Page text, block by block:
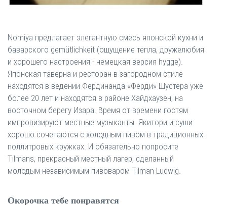
Nomiya предлагает элегантную смесь японской кухни и
баварского gemütlichkeit (ощущение тепла, дружелюбия
и хорошего настроения - немецкая версия hygge).
Японская таверна и ресторан в загородном стиле
находятся в ведении Фердинанда «Ферди» Шустера уже
более 20 лет и находятся в районе Хайдхаузен, на
восточном берегу Изара. Время от времени гостям
импровизируют местные музыканты. Якитори и суши
хорошо сочетаются с холодным пивом в традиционных
поллитровых кружках. И обязательно попросите
Tilmans, прекрасный местный лагер, сделанный
молодым независимым пивоваром Tilman Ludwig.
Окорочка тебе понравятся